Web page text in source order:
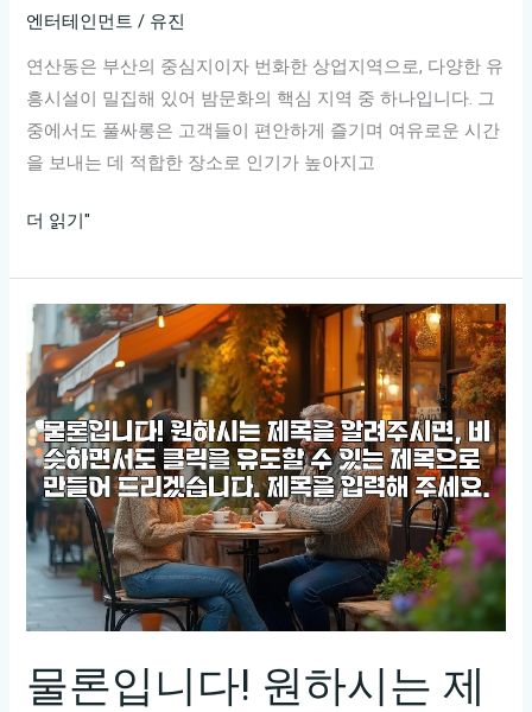
엔터테인먼트 / 유진
연산동은 부산의 중심지이자 번화한 상업지역으로, 다양한 유
흥시설이 밀집해 있어 밤문화의 핵심 지역 중 하나입니다. 그
중에서도 풀싸롱은 고객들이 편안하게 즐기며 여유로운 시간
을 보내는 데 적합한 장소로 인기가 높아지고
연
동
풀
싸
롱
가
격
정
보
공
개!
저
렴
하
고
더 읽기"
물론입니다! 원하시는 제